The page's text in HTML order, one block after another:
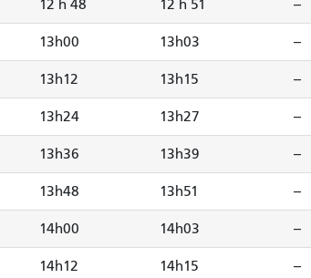
12 h 48 12 h 51 --
13h00 13h03 --
13h12 13h15 --
13h24 13h27 --
13h36 13h39 --
13h48 13h51 --
14h00 14h03 --
14h12 14h15 --